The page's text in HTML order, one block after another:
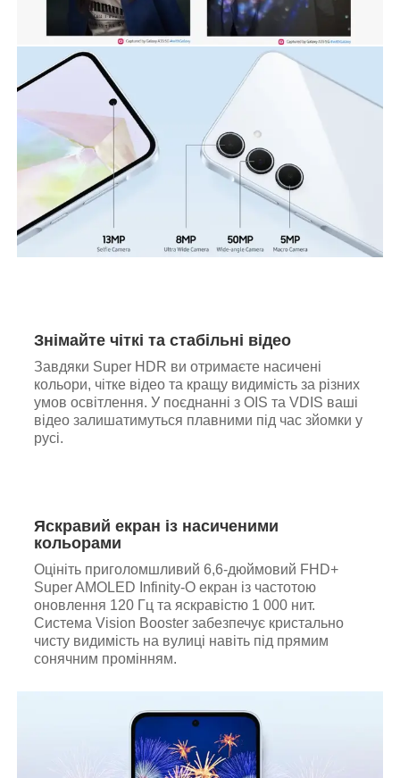
Знімайте чіткі та стабільні відео
Завдяки Super HDR ви отримаєте насичені
кольори, чітке відео та кращу видимість за різних
умов освітлення. У поєднанні з OIS та VDIS ваші
відео залишатимуться плавними під час зйомки у
русі.
Яскравий екран із насиченими
кольорами
Оцініть приголомшливий 6,6-дюймовий FHD+
Super AMOLED Infinity-O екран із частотою
оновлення 120 Гц та яскравістю 1 000 нит.
Система Vision Booster забезпечує кристально
чисту видимість на вулиці навіть під прямим
сонячним промінням.